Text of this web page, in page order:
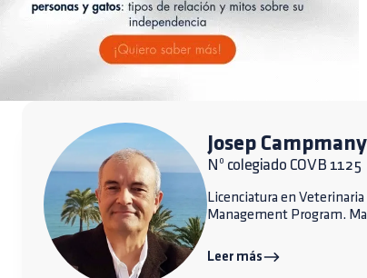
Josep Campmany
Nº colegiado COVB 1125
Licenciatura en Veterinaria
Management Program.
Leer más